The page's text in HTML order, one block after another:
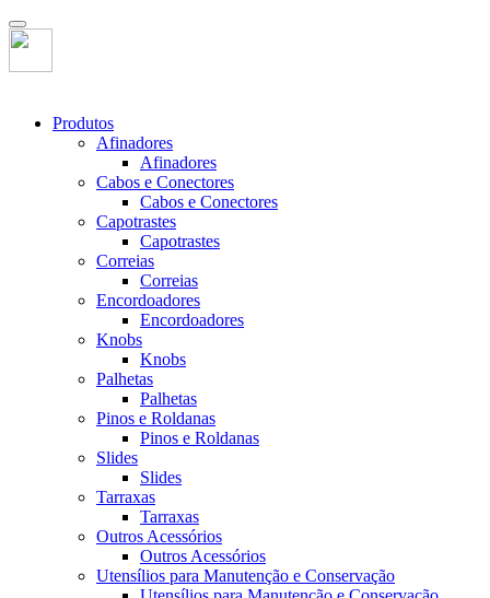
Produtos
Afinadores
Afinadores
Cabos e Conectores
Cabos e Conectores
Capotrastes
Capotrastes
Correias
Correias
Encordoadores
Encordoadores
Knobs
Knobs
Palhetas
Palhetas
Pinos e Roldanas
Pinos e Roldanas
Slides
Slides
Tarraxas
Tarraxas
Outros Acessórios
Outros Acessórios
Utensílios para Manutenção e Conservação